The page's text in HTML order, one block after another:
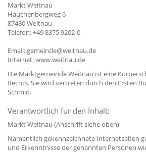
Markt Weitnau
Hauchenbergweg 6
87480 Weitnau
Telefon: +49 8375 9202-0
Email: gemeinde@weitnau.de
Internet: www.weitnau.de
Die Marktgemeinde Weitnau ist eine
Rechts. Sie wird vertreten durch den Ersten
Schmid.
Verantwortlich für den Inhalt:
Markt Weitnau (Anschrift siehe oben)
Namentlich gekennzeichnete Internetseiten
und Erkenntnisse der genannten Personen